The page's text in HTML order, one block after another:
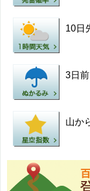
10日
3日
山か